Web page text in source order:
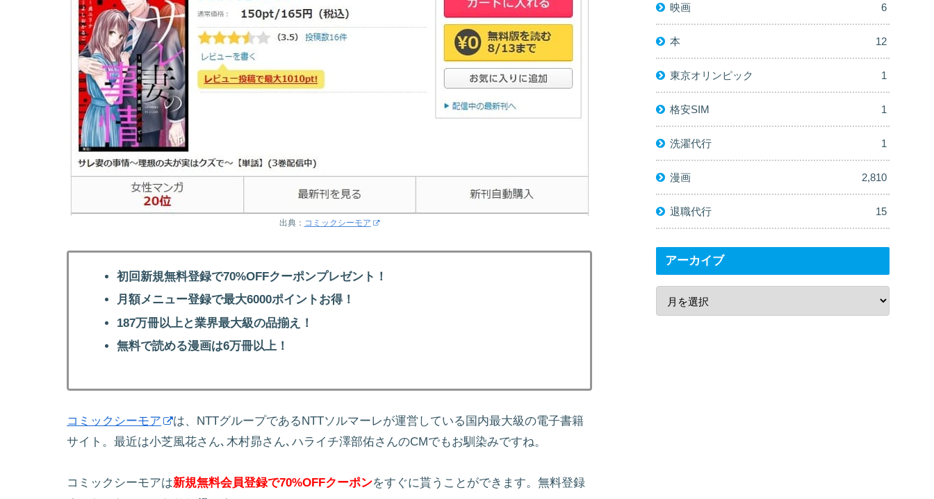
出典： コミックシーモア
初回新規無料登録で70%OFFクーポンプレゼント！
月額メニュー登録で最大6000ポイントお得！
187万冊以上と業界最大級の品揃え！
無料で読める漫画は6万冊以上！
コミックシーモア
は、NTTグループであるNTTソルマーレが運営している国内最大級の電子書籍
サイト。最近は小芝風花さん､木村昴さん､ハライチ澤部佑さんのCMでもお馴染みですね。
コミックシーモアは新規無料会員登録で70%OFFクーポンをすぐに貰うことができます。無料登録
映画 6
本 12
東京オリンピック 1
格安SIM 1
洗濯代行 1
漫画 2,810
退職代行 15
アーカイブ